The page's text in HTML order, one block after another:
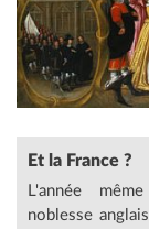
Et la France ?
L'année
noblesse